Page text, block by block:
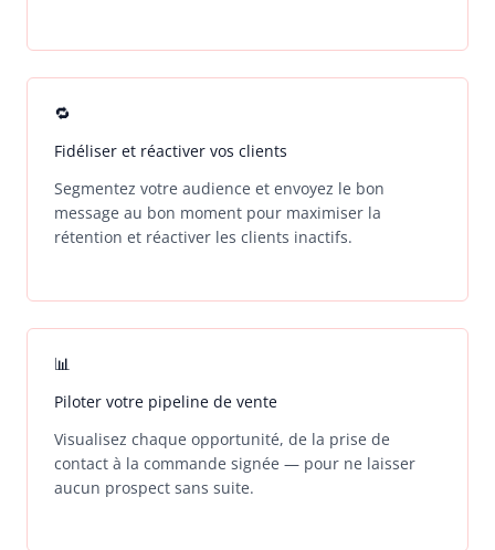
🔁
Fidéliser et réactiver vos clients
Segmentez votre audience et envoyez le bon
message au bon moment pour maximiser la
rétention et réactiver les clients inactifs.
📊
Piloter votre pipeline de vente
Visualisez chaque opportunité, de la prise de
contact à la commande signée — pour ne laisser
aucun prospect sans suite.